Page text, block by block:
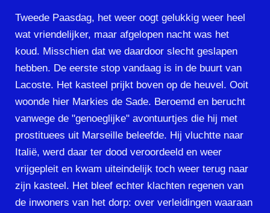
Tweede Paasdag, het weer oogt gelukkig weer heel
wat vriendelijker, maar afgelopen nacht was het
koud. Misschien dat we daardoor slecht geslapen
hebben. De eerste stop vandaag is in de buurt van
Lacoste. Het kasteel prijkt boven op de heuvel. Ooit
woonde hier Markies de Sade. Beroemd en berucht
vanwege de "genoeglijke" avontuurtjes die hij met
prostituees uit Marseille beleefde. Hij vluchtte naar
Italië, werd daar ter dood veroordeeld en weer
vrijgepleit en kwam uiteindelijk toch weer terug naar
zijn kasteel. Het bleef echter klachten regenen van
de inwoners van het dorp: over verleidingen waaraan